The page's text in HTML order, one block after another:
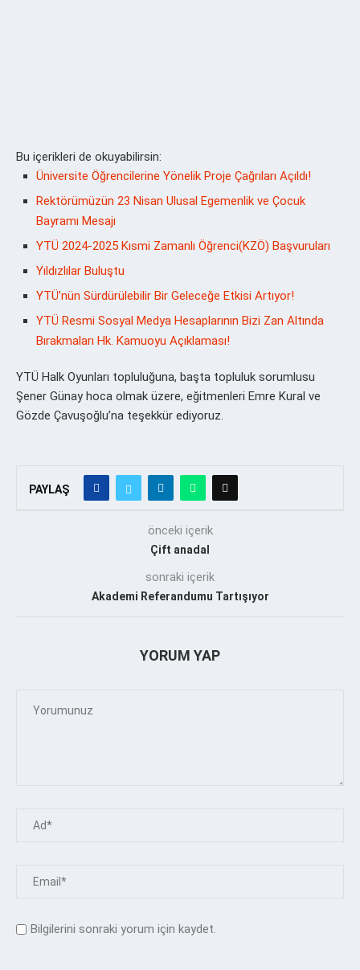
Bu içerikleri de okuyabilirsin:
Üniversite Öğrencilerine Yönelik Proje Çağrıları Açıldı!
Rektörümüzün 23 Nisan Ulusal Egemenlik ve Çocuk
Bayramı Mesajı
YTÜ 2024-2025 Kısmi Zamanlı Öğrenci(KZÖ) Başvuruları
Yıldızlılar Buluştu
YTÜ’nün Sürdürülebilir Bir Geleceğe Etkisi Artıyor!
YTÜ Resmi Sosyal Medya Hesaplarının Bizi Zan Altında
Bırakmaları Hk. Kamuoyu Açıklaması!
YTÜ Halk Oyunları topluluğuna, başta topluluk sorumlusu
Şener Günay hoca olmak üzere, eğitmenleri Emre Kural ve
Gözde Çavuşoğlu’na teşekkür ediyoruz.
PAYLAŞ
önceki içerik
Çift anadal
sonraki içerik
Akademi Referandumu Tartışıyor
YORUM YAP
Bilgilerini sonraki yorum için kaydet.